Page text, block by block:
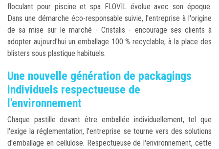
floculant pour piscine et spa FLOVIL évolue avec son époque.
Dans une démarche éco-responsable suivie, l'entreprise à l'origine
de sa mise sur le marché - Cristalis - encourage ses clients à
adopter aujourd'hui un emballage 100 % recyclable, à la place des
blisters sous plastique habituels.
Une nouvelle génération de packagings
individuels respectueuse de
l'environnement
Chaque pastille devant être emballée individuellement, tel que
l'exige la réglementation, l'entreprise se tourne vers des solutions
d'emballage en cellulose. Respectueuse de l'environnement, cette